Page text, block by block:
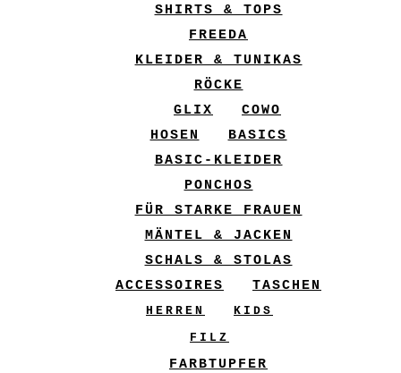
SHIRTS & TOPS
FREEDA
KLEIDER & TUNIKAS
RÖCKE
GLIX
COWO
HOSEN
BASICS
BASIC-KLEIDER
PONCHOS
FÜR STARKE FRAUEN
MÄNTEL & JACKEN
SCHALS & STOLAS
ACCESSOIRES
TASCHEN
HERREN
KIDS
FILZ
FARBTUPFER